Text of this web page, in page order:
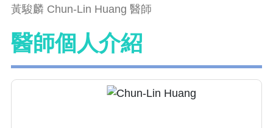
黃駿麟 Chun-Lin Huang 醫師
醫師個人介紹